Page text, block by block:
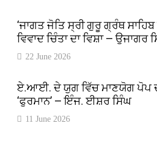
‘ਜਾਗਤ ਜੋਤਿ ਸ੍ਰੀ ਗੁਰੂ ਗ੍ਰੰਥ
ਵਿਵਾਦ ਚਿੰਤਾ ਦਾ ਵਿਸ਼ਾ — ਉਜਾਗਰ
22 June 2026
ਏ.ਆਈ. ਦੇ ਯੁਗ ਵਿੱਚ ਮਾਣਯੋਗ ਪੋਪ
‘ਫੁਰਮਾਨ’ — ਇੰਜ. ਈਸ਼ਰ ਸਿੰਘ
11 June 2026